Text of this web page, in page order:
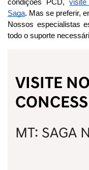
condições PCD,
Saga. Mas se preferir,
Nossos especialistas
todo o suporte
VISITE
MT: SAGA